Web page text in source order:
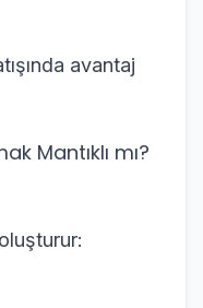
avantaj
Mantıklı mı?